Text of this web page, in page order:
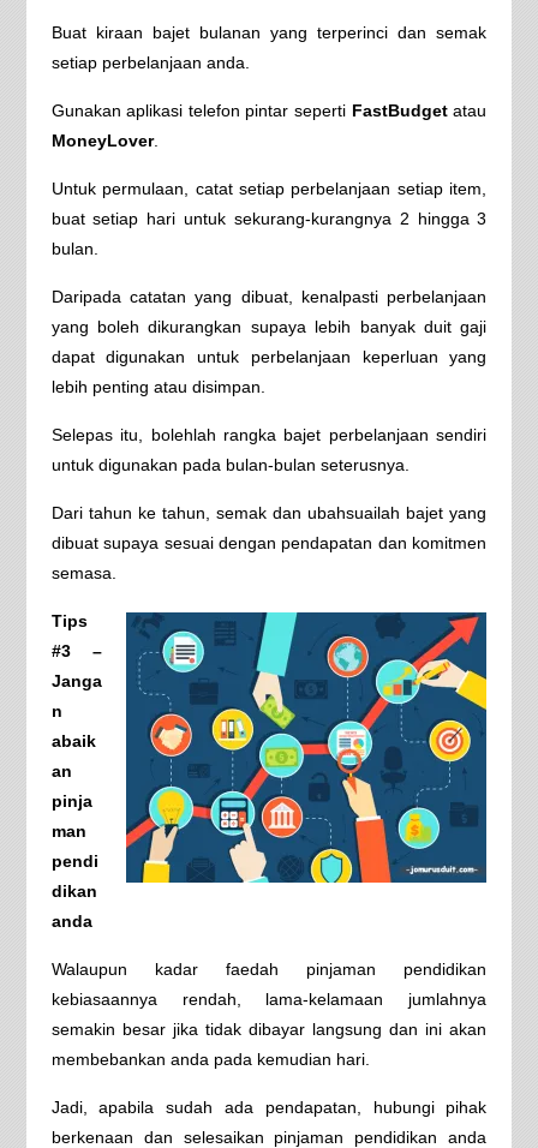
Buat kiraan bajet bulanan yang terperinci dan semak
setiap perbelanjaan anda.
Gunakan aplikasi telefon pintar seperti FastBudgetatau
MoneyLover.
Untuk permulaan, catat setiap perbelanjaan setiap item,
buat setiap hari untuk sekurang-kurangnya 2 hingga 3
bulan.
Daripada catatan yang dibuat, kenalpasti perbelanjaan
yang boleh dikurangkan supaya lebih banyak duit gaji
dapat digunakan untuk perbelanjaan keperluan yang
lebih penting atau disimpan.
Selepas itu, bolehlah rangka bajet perbelanjaan sendiri
untuk digunakan pada bulan-bulan seterusnya.
Dari tahun ke tahun, semak dan ubahsuailah bajet yang
dibuat supaya sesuai dengan pendapatan dan komitmen
semasa.
Tips
#3 –
Janga
n
abaik
an
pinja
man
pendi
dikan
anda
Walaupun kadar faedah pinjaman pendidikan
kebiasaannya rendah, lama-kelamaan jumlahnya
semakin besar jika tidak dibayar langsung dan ini akan
membebankan anda pada kemudian hari.
Jadi, apabila sudah ada pendapatan, hubungi pihak
berkenaan dan selesaikan pinjaman pendidikan anda